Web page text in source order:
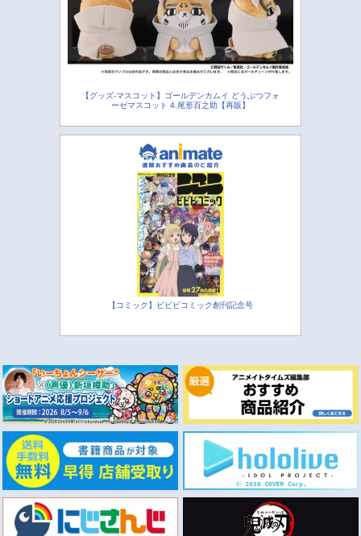
【グッズ-マスコット】ゴールデンカムイ どうぶつフォ
ーゼマスコット 4.尾形百之助【再販】
【コミック】ビビビコミック創刊記念号